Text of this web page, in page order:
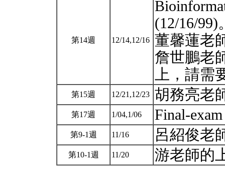
第14週 12/14,12/16
(12/16/99)
董馨蓮老
詹世鵬老
上，請需
第15週 12/21,12/23 胡務亮老
第17週 1/04,1/06 Final-
第9-1週 11/16 呂紹俊老
第10-1週 11/20 游老師的